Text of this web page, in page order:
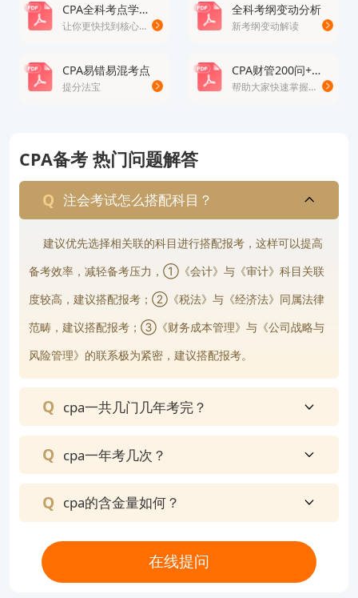
原创资料珍贵，就不给大家一一展示了，需要的同学
CPA全科考点学习清单
让你更快找到核心考点
全科考纲变动分析
新考纲变动解读
CPA易错易混考点
提分法宝
CPA财管200问+公式大全
帮助大家快速掌握财管的知识
CPA备考 热门问题解答
注会考试怎么搭配科目？
建议优先选择相关联的科目进行搭配报考，这样可以提高
备考效率，减轻备考压力，①《会计》与《审计》科目关联
度较高，建议搭配报考；②《税法》与《经济法》同属法律
范畴，建议搭配报考；③《财务成本管理》与《公司战略与
风险管理》的联系极为紧密，建议搭配报考。
cpa一共几门几年考完？
cpa一年考几次？
cpa的含金量如何？
在线提问